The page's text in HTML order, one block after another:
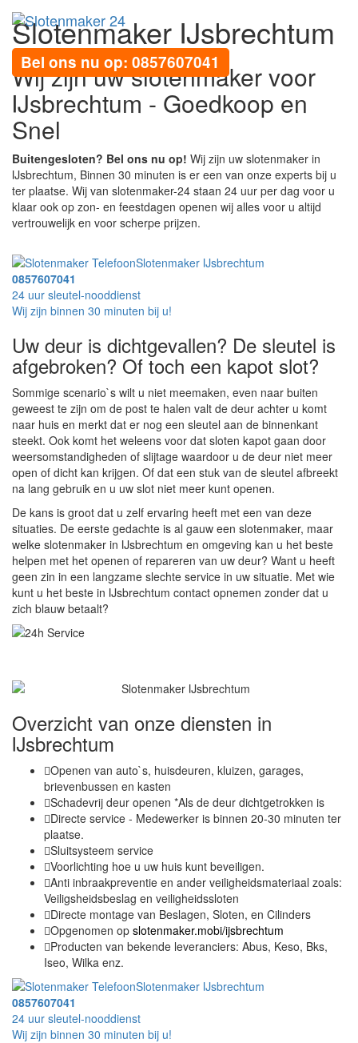
Bel ons nu op: 0857607041
Slotenmaker IJsbrechtum
Wij zijn uw slotenmaker voor
IJsbrechtum - Goedkoop en
Snel
Buitengesloten? Bel ons nu op! Wij zijn uw slotenmaker in
IJsbrechtum, Binnen 30 minuten is er een van onze experts bij u
ter plaatse. Wij van slotenmaker-24 staan 24 uur per dag voor u
klaar ook op zon- en feestdagen openen wij alles voor u altijd
vertrouwelijk en voor scherpe prijzen.
Slotenmaker IJsbrechtum
0857607041
24 uur sleutel-nooddienst
Wij zijn binnen 30 minuten bij u!
Uw deur is dichtgevallen? De sleutel is
afgebroken? Of toch een kapot slot?
Sommige scenario`s wilt u niet meemaken, even naar buiten
geweest te zijn om de post te halen valt de deur achter u komt
naar huis en merkt dat er nog een sleutel aan de binnenkant
steekt. Ook komt het weleens voor dat sloten kapot gaan door
weersomstandigheden of slijtage waardoor u de deur niet meer
open of dicht kan krijgen. Of dat een stuk van de sleutel afbreekt
na lang gebruik en u uw slot niet meer kunt openen.
De kans is groot dat u zelf ervaring heeft met een van deze
situaties. De eerste gedachte is al gauw een slotenmaker, maar
welke slotenmaker in IJsbrechtum en omgeving kan u het beste
helpen met het openen of repareren van uw deur? Want u heeft
geen zin in een langzame slechte service in uw situatie. Met wie
kunt u het beste in IJsbrechtum contact opnemen zonder dat u
zich blauw betaalt?
Overzicht van onze diensten in
IJsbrechtum
Openen van auto`s, huisdeuren, kluizen, garages,
brievenbussen en kasten
Schadevrij deur openen *Als de deur dichtgetrokken is
Directe service - Medewerker is binnen 20-30 minuten ter
plaatse.
Sluitsysteem service
Voorlichting hoe u uw huis kunt beveiligen.
Anti inbraakpreventie en ander veiligheidsmateriaal zoals:
Veiligsheidsbeslag en veiligheidssloten
Directe montage van Beslagen, Sloten, en Cilinders
Opgenomen op slotenmaker.mobi/ijsbrechtum
Producten van bekende leveranciers: Abus, Keso, Bks,
Iseo, Wilka enz.
Slotenmaker IJsbrechtum
0857607041
24 uur sleutel-nooddienst
Wij zijn binnen 30 minuten bij u!